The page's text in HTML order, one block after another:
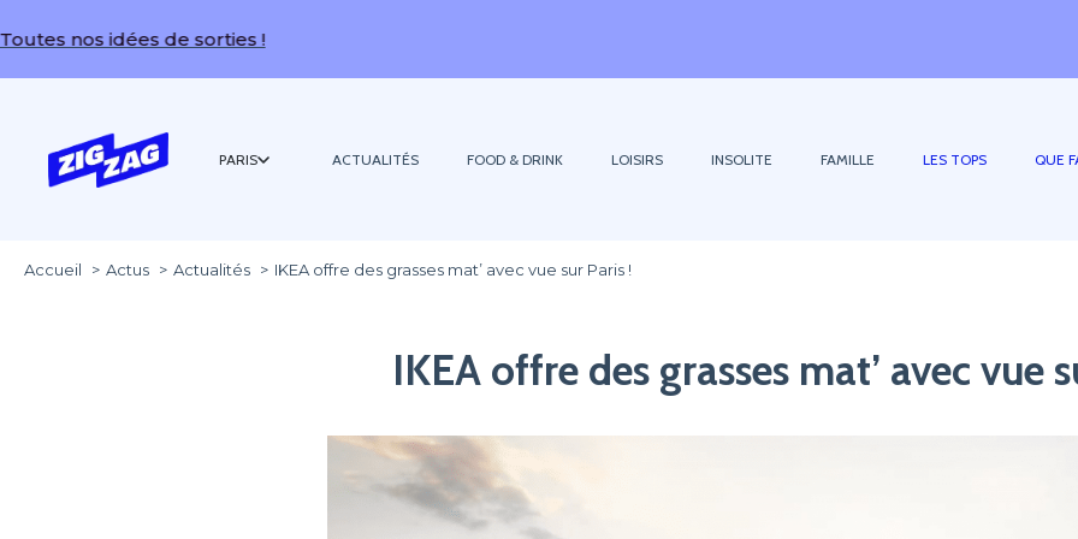
idées de sorties !
PARIS ACTUALITÉS FOOD & DRINK LOISIRS INSOLITE FAMILLE LES TOPS QUE
Accueil Actus Actualités IKEA offre des grasses mat’ avec vue sur Paris !
IKEA offre des grasses mat’ avec vue